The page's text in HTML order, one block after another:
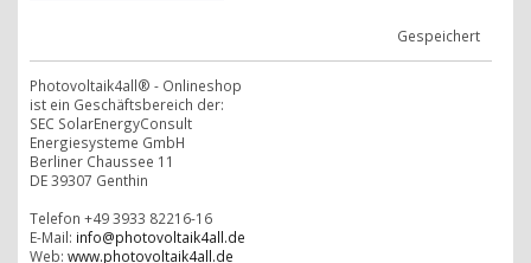
Gespeichert
Photovoltaik4all® - Onlineshop
ist ein Geschäftsbereich der:
SEC SolarEnergyConsult
Energiesysteme GmbH
Berliner Chaussee 11
DE 39307 Genthin
Telefon +49 3933 82216-16
E-Mail: info@photovoltaik4all.de
Web: www.photovoltaik4all.de